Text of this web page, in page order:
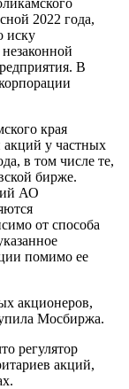
2022 года,
иску
В
края
акций у частных
в том числе те,
бирже.
АО
от способа
помимо ее
акционеров,
Мосбиржа.
регулятор
акций,